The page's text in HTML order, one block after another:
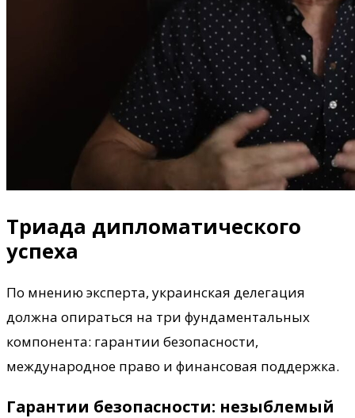
Триада дипломатического
успеха
По мнению эксперта, украинская делегация
должна опираться на три фундаментальных
компонента: гарантии безопасности,
международное право и финансовая поддержка.
Гарантии безопасности: незыблемый